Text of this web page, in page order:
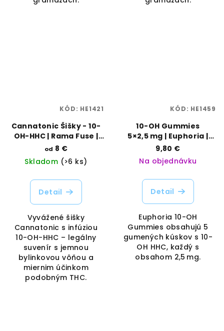
Cannatonic Šišky - 10-
OH-HHC | Rama Fuse |
Vaporama
od 8 €
Skladom (>6 ks)
Detail
Vyvážené šišky
Cannatonic s infúziou
10-OH-HHC – legálny
suvenír s jemnou
bylinkovou vôňou a
miernim účinkom
podobným THC.
KÓD: HE1421
10-OH Gummies
5×2,5 mg | Euphoria |
Vaporama
9,80 €
Na objednávku
Detail
Euphoria 10-OH
Gummies obsahujú 5
gumených kúskov s 10-
OH HHC, každý s
obsahom 2,5 mg.
KÓD: HE1459